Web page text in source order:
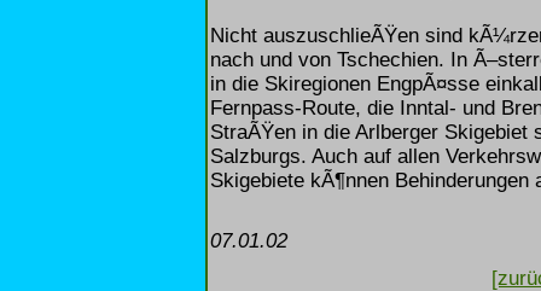
Nicht auszuschlieÃŸen sind
nach und von Tschechien. In
in die Skiregionen EngpÃ¤sse
Fernpass-Route, die Inntal- und
StraÃŸen in die Arlberger Skigebiet
Salzburgs. Auch auf allen
Skigebiete kÃ¶nnen Behinderungen
07.01.02